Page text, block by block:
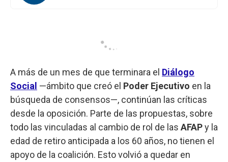
A más de un mes de que terminara el Diálogo
Social —ámbito que creó el Poder Ejecutivo en la
búsqueda de consensos—, continúan las críticas
desde la oposición. Parte de las propuestas, sobre
todo las vinculadas al cambio de rol de las AFAPy la
edad de retiro anticipada a los 60 años, no tienen el
apoyo de la coalición. Esto volvió a quedar en